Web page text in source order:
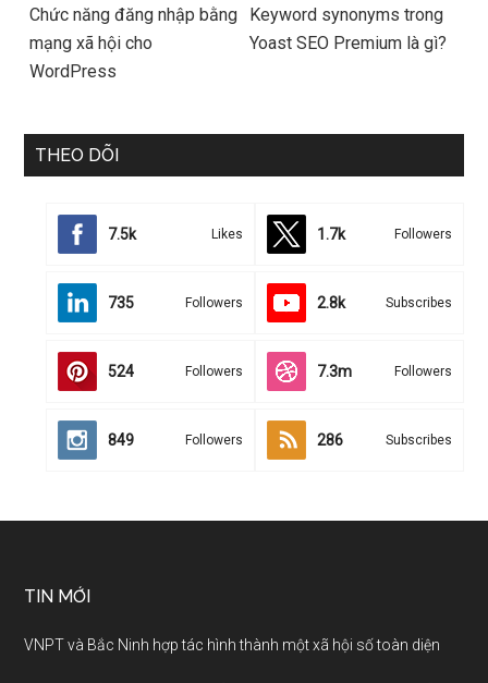
Chức năng đăng nhập bằng
mạng xã hội cho
WordPress
Keyword synonyms trong
Yoast SEO Premium là gì?
THEO DÕI
7.5k Likes 1.7k Followers
735 Followers 2.8k Subscribes
524 Followers 7.3m Followers
849 Followers 286 Subscribes
TIN MỚI
VNPT và Bắc Ninh hợp tác hình thành một xã hội số toàn diện